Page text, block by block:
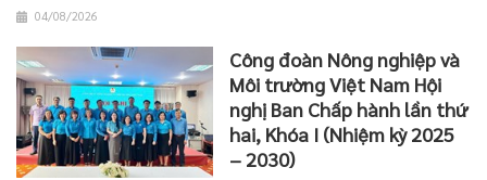
04/08/2026
Công đoàn Nông nghiệp và
Môi trường Việt Nam Hội
nghị Ban Chấp hành lần thứ
hai, Khóa I (Nhiệm kỳ 2025
– 2030)